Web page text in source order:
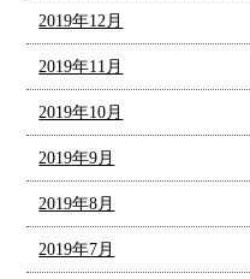
2019年12月
2019年11月
2019年10月
2019年9月
2019年8月
2019年7月